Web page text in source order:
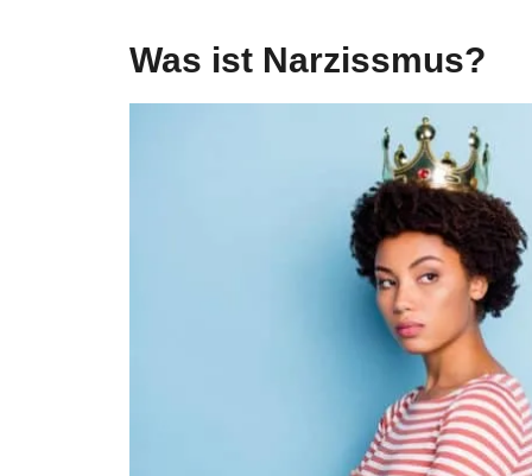
Was ist Narzissmus?